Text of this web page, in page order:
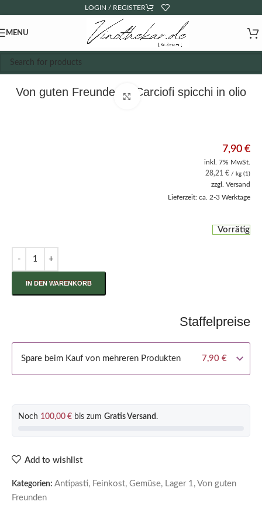
LOGIN / REGISTER
MENU
Von guten Freunden – Carciofi spicchi in olio
Click to enlarge
7,90 €
inkl. 7% MwSt.
28,21 € / kg (1)
zzgl. Versand
Lieferzeit: ca. 2-3 Werktage
Vorrätig
IN DEN WARENKORB
Staffelpreise
Spare beim Kauf von mehreren Produkten 7,90 €
Noch 100,00 € bis zum Gratis Versand .
Add to wishlist
Kategorien: Antipasti, Feinkost, Gemüse, Lager 1, Von guten
Freunden